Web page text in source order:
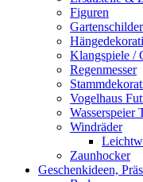
Figuren
Gartenschilder
Klangspiele /
Regenmesser
Vogelhaus
Wasserspeier
Windräder
Zaunhocker
Geschenkideen,